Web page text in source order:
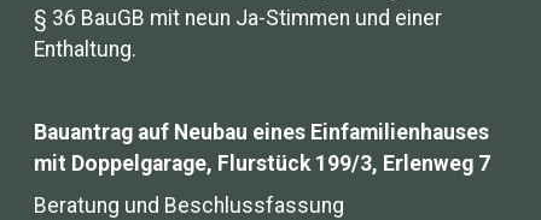
§ 36 BauGB mit neun Ja-Stimmen und einer
Enthaltung.
Bauantrag auf Neubau eines Einfamilienhauses
mit Doppelgarage, Flurstück 199/3, Erlenweg 7
Beratung und Beschlussfassung